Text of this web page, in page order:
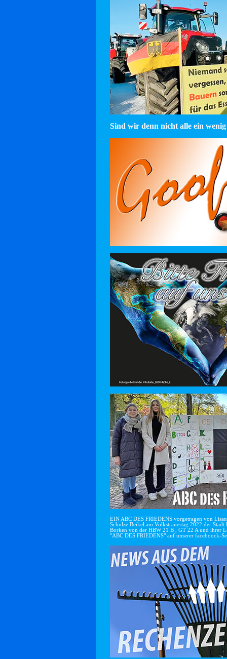
Sind wir denn nicht alle ein wenig
EIN ABC DES FRIEDENS vorgetragen von
Schulze Beikel am Volkstrauertag 2022 der
Borken von der HBW 21 B , GT 22 A und ihrer
"ABC DES FRIEDENS" auf unserer faceboock-